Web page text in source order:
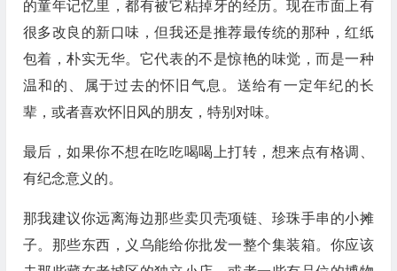
的童年记忆里，都有被它粘掉牙的经历。现在市面上有
很多改良的新口味，但我还是推荐最传统的那种，红纸
包着，朴实无华。它代表的不是惊艳的味觉，而是一种
温和的、属于过去的怀旧气息。送给有一定年纪的长
辈，或者喜欢怀旧风的朋友，特别对味。
最后，如果你不想在吃吃喝喝上打转，想来点有格调、
有纪念意义的。
那我建议你远离海边那些卖贝壳项链、珍珠手串的小摊
子。那些东西，义乌能给你批发一整个集装箱。你应该